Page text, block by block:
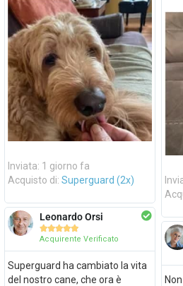
Inviata: 1 giorno fa
Acquisto di: Superguard (2x)
Leonardo Orsi

Acquirente Verificato
Superguard ha cambiato la vita
del nostro cane, che ora è